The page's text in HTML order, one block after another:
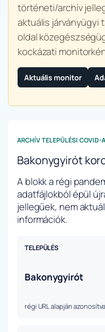
történeti/archív
aktuális járványügyi
oldal
kockázati
Aktuális monitor
ARCHÍV TELEPÜLÉSI COVID-
Bakonygyirót
A blokk a régi
adatfájlokból épül
jellegűek, nem
információk.
TELEPÜLÉS
Bakonygyirót
régi URL alapján azonosítva